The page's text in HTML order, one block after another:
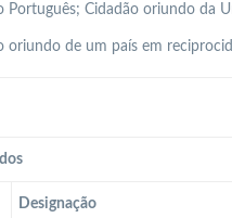
Português; Cidadão oriundo da
oriundo de um país em
Designação